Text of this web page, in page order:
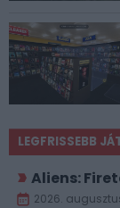
LEGFRISSEBB
Aliens:
2026.